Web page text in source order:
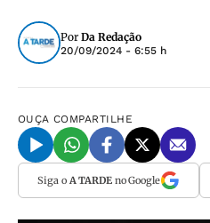
Por Da Redação
20/09/2024 - 6:55 h
OUÇA COMPARTILHE
Siga o A TARDEno Google